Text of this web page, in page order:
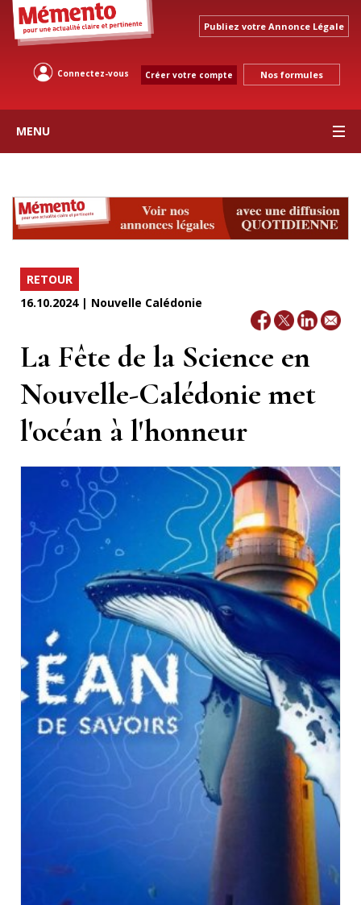
Publiez votre Annonce Légale
Connectez-vous Créer votre compte Nos formules
MENU
RETOUR
16.10.2024 | Nouvelle Calédonie
La Fête de la Science en
Nouvelle-Calédonie met
l'océan à l'honneur